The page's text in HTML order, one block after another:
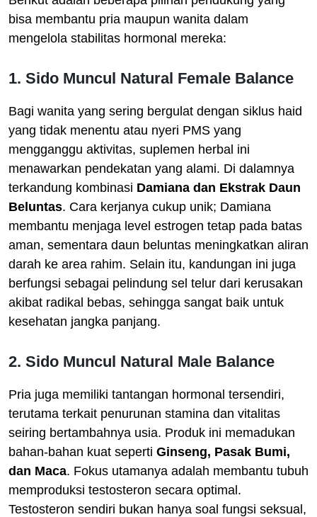
bisa membantu pria maupun wanita dalam
mengelola stabilitas hormonal mereka:
1. Sido Muncul Natural Female Balance
Bagi wanita yang sering bergulat dengan siklus haid
yang tidak menentu atau nyeri PMS yang
mengganggu aktivitas, suplemen herbal ini
menawarkan pendekatan yang alami. Di dalamnya
terkandung kombinasi Damiana dan Ekstrak Daun
Beluntas. Cara kerjanya cukup unik; Damiana
membantu menjaga level estrogen tetap pada batas
aman, sementara daun beluntas meningkatkan aliran
darah ke area rahim. Selain itu, kandungan ini juga
berfungsi sebagai pelindung sel telur dari kerusakan
akibat radikal bebas, sehingga sangat baik untuk
kesehatan jangka panjang.
2. Sido Muncul Natural Male Balance
Pria juga memiliki tantangan hormonal tersendiri,
terutama terkait penurunan stamina dan vitalitas
seiring bertambahnya usia. Produk ini memadukan
bahan-bahan kuat seperti Ginseng, Pasak Bumi,
dan Maca. Fokus utamanya adalah membantu tubuh
memproduksi testosteron secara optimal.
Testosteron sendiri bukan hanya soal fungsi seksual,